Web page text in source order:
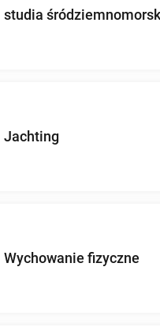
studia
Jachting
fizyczne